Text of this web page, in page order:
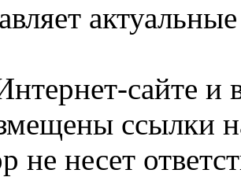
сайте
ссылки
не несет